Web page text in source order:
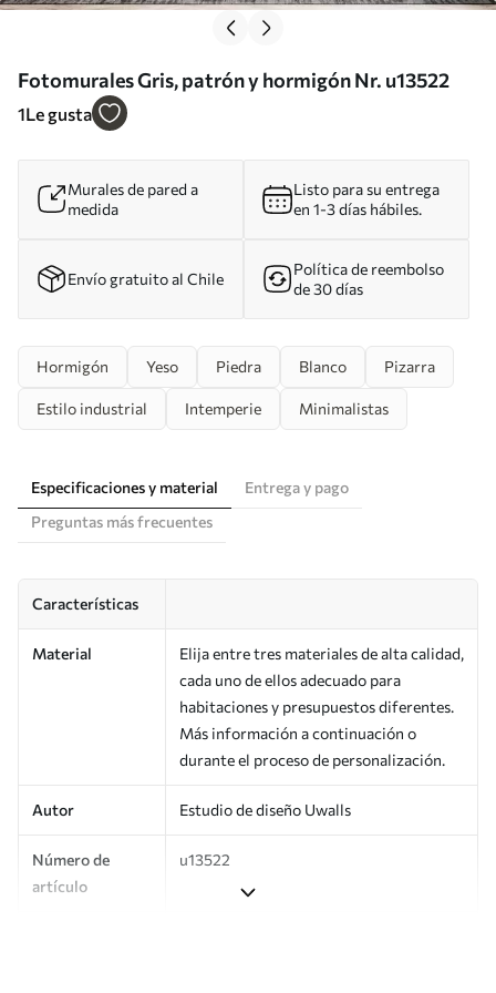
Fotomurales Gris, patrón y hormigón Nr. u13522
1Le gusta
Murales de pared a
medida
Listo para su entrega
en 1-3 días hábiles.
Envío gratuito al Chile
Política de reembolso
de 30 días
Hormigón Yeso Piedra Blanco Pizarra
Estilo industrial Intemperie Minimalistas
Especificaciones y material
Entrega y pago
Preguntas más frecuentes
Características
Material
Elija entre tres materiales de alta calidad,
cada uno de ellos adecuado para
habitaciones y presupuestos diferentes.
Más información a continuación o
durante el proceso de personalización.
Autor Estudio de diseño Uwalls
Número de
artículo
u13522